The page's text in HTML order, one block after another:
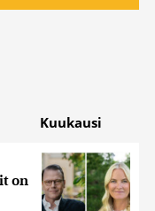
Kuukausi
on